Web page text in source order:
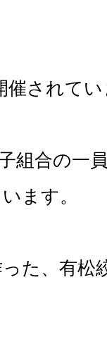
催されて
組合の一
ます。
た、有松